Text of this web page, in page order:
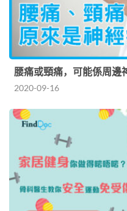
腰痛或頸痛，可能係周邊
2020-09-16